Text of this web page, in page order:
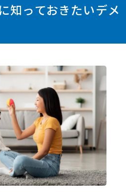
知っておきたいデメ